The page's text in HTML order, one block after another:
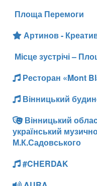
Площа Перемоги
Артинов -
Місце зустрічі –
Ресторан «Mont
Вінницький
Вінницький
український
М.К.Садовського
#CHERDAK